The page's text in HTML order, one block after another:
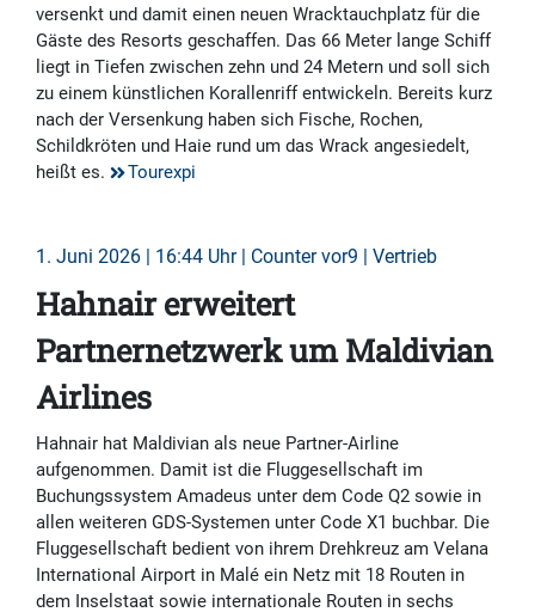
versenkt und damit einen neuen Wracktauchplatz für die
Gäste des Resorts geschaffen. Das 66 Meter lange Schiff
liegt in Tiefen zwischen zehn und 24 Metern und soll sich
zu einem künstlichen Korallenriff entwickeln. Bereits kurz
nach der Versenkung haben sich Fische, Rochen,
Schildkröten und Haie rund um das Wrack angesiedelt,
heißt es.
Tourexpi
1. Juni 2026 | 16:44 Uhr | Counter vor9 | Vertrieb
Hahnair erweitert
Partnernetzwerk um Maldivian
Airlines
Hahnair hat Maldivian als neue Partner-Airline
aufgenommen. Damit ist die Fluggesellschaft im
Buchungssystem Amadeus unter dem Code Q2 sowie in
allen weiteren GDS-Systemen unter Code X1 buchbar. Die
Fluggesellschaft bedient von ihrem Drehkreuz am Velana
International Airport in Malé ein Netz mit 18 Routen in
dem Inselstaat sowie internationale Routen in sechs